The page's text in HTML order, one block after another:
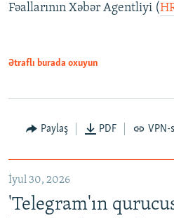
Fəallarının Xəbər Agentliyi (
Ətraflı burada oxuyun
Paylaş PDF VPN-
İyul 30, 2026
'Telegram'ın